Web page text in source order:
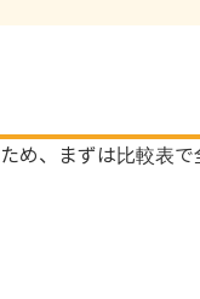
め、まずは比較表で